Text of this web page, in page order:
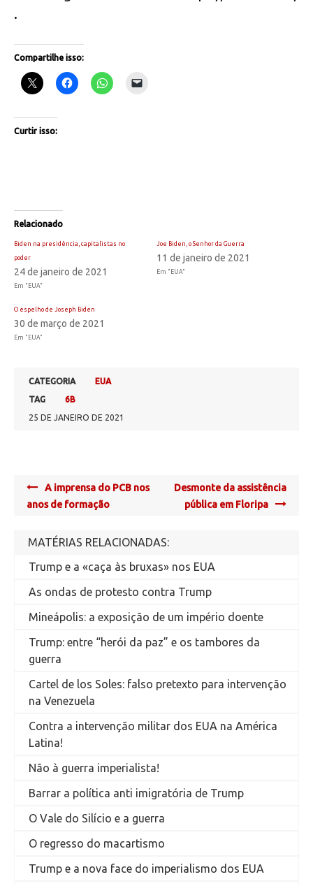
.
Compartilhe isso:
Curtir isso:
Relacionado
Biden na presidência, capitalistas no
poder
24 de janeiro de 2021
Em "EUA"
Joe Biden, o Senhor da Guerra
11 de janeiro de 2021
Em "EUA"
O espelho de Joseph Biden
30 de março de 2021
Em "EUA"
CATEGORIA
EUA
TAG
6B
25 DE JANEIRO DE 2021
Post
navigation
A imprensa do PCB nos
anos de formação
Desmonte da assistência
pública em Floripa
MATÉRIAS RELACIONADAS:
Trump e a «caça às bruxas» nos EUA
As ondas de protesto contra Trump
Mineápolis: a exposição de um império doente
Trump: entre “herói da paz” e os tambores da
guerra
Cartel de los Soles: falso pretexto para intervenção
na Venezuela
Contra a intervenção militar dos EUA na América
Latina!
Não à guerra imperialista!
Barrar a política anti imigratória de Trump
O Vale do Silício e a guerra
O regresso do macartismo
Trump e a nova face do imperialismo dos EUA